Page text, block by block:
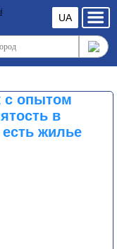
UA
с опытом
в
жилье